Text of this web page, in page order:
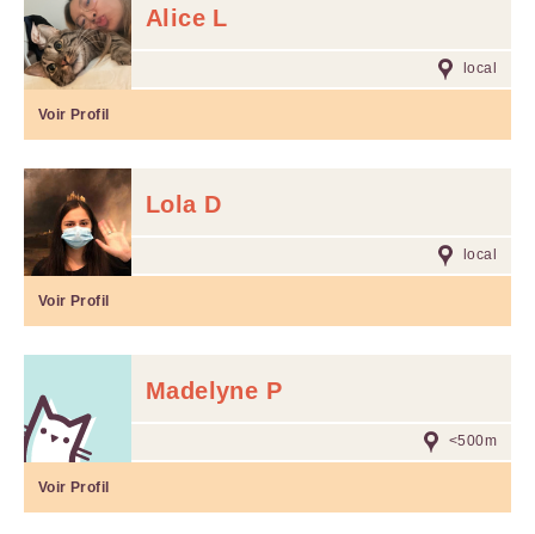
Alice L
local
Voir Profil
Lola D
local
Voir Profil
Madelyne P
<500m
Voir Profil